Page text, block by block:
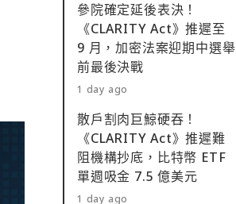
參院確定延後表決！
《CLARITY Act》推遲至
9 月，加密法案迎期中選舉
前最後決戰
1 day ago
散戶割肉巨鯨硬吞！
《CLARITY Act》推遲難
阻機構抄底，比特幣 ETF
單週吸金 7.5 億美元
1 day ago